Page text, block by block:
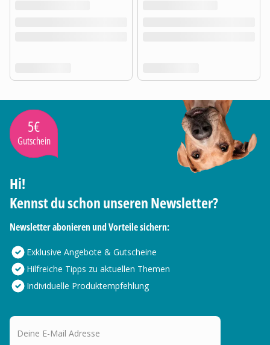
5€
Gutschein
Hi!
Kennst du schon unseren Newsletter?
Newsletter abonieren und Vorteile sichern:
Exklusive Angebote & Gutscheine
Hilfreiche Tipps zu aktuellen Themen
Individuelle Produktempfehlung
Deine E-Mail Adresse